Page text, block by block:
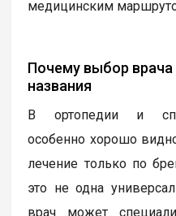
медицинским
Почему выбор
названия
В ортопедии и
особенно хорошо
лечение только по
это не одна
врач может